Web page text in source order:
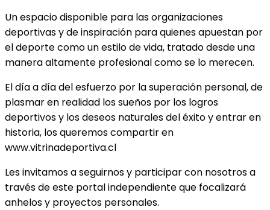
Un espacio disponible para las organizaciones
deportivas y de inspiración para quienes apuestan por
el deporte como un estilo de vida, tratado desde una
manera altamente profesional como se lo merecen.
El día a día del esfuerzo por la superación personal, de
plasmar en realidad los sueños por los logros
deportivos y los deseos naturales del éxito y entrar en
historia, los queremos compartir en
www.vitrinadeportiva.cl
Les invitamos a seguirnos y participar con nosotros a
través de este portal independiente que focalizará
anhelos y proyectos personales.